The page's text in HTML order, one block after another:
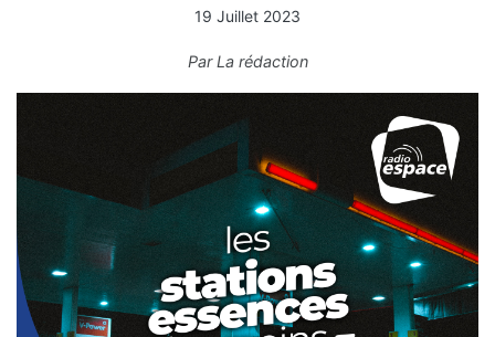
19 Juillet 2023
ParLa rédaction